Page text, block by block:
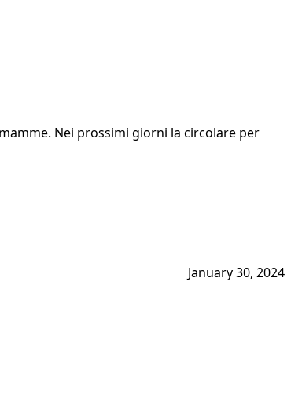
Nei prossimi giorni la circolare per
January 30, 2024